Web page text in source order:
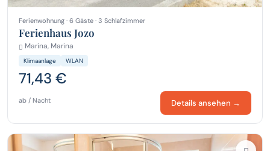
Ferienwohnung · 6 Gäste · 3 Schlafzimmer
Ferienhaus Jozo
Marina, Marina
Klimaanlage WLAN
71,43 €
ab / Nacht Details ansehen →